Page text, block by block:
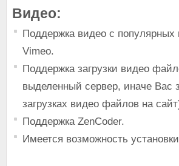
Видео:
Поддержка видео с популярных
Vimeo.
Поддержка загрузки видео
выделенный сервер, иначе Вас
загрузках видео файлов на
Поддержка ZenCoder.
Имеется возможность